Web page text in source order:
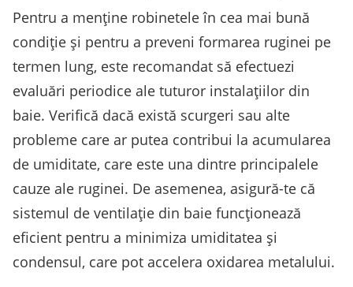
Pentru a menține robinetele în cea mai bună
condiție și pentru a preveni formarea ruginei pe
termen lung, este recomandat să efectuezi
evaluări periodice ale tuturor instalațiilor din
baie. Verifică dacă există scurgeri sau alte
probleme care ar putea contribui la acumularea
de umiditate, care este una dintre principalele
cauze ale ruginei. De asemenea, asigură-te că
sistemul de ventilație din baie funcționează
eficient pentru a minimiza umiditatea și
condensul, care pot accelera oxidarea metalului.